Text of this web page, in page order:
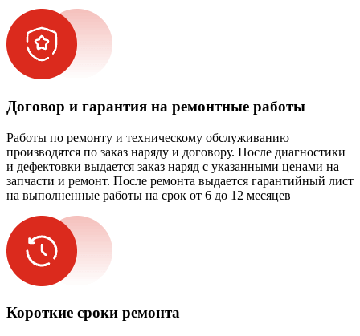
Договор и гарантия на ремонтные работы
Работы по ремонту и техническому обслуживанию
производятся по заказ наряду и договору. После диагностики
и дефектовки выдается заказ наряд с указанными ценами на
запчасти и ремонт. После ремонта выдается гарантийный лист
на выполненные работы на срок от 6 до 12 месяцев
Короткие сроки ремонта